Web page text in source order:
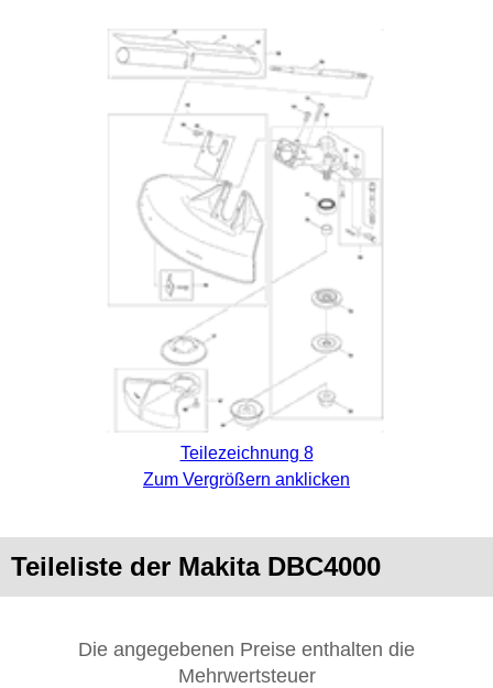
Teilezeichnung 8
Zum Vergrößern anklicken
Teileliste der Makita DBC4000
Die angegebenen Preise enthalten die
Mehrwertsteuer